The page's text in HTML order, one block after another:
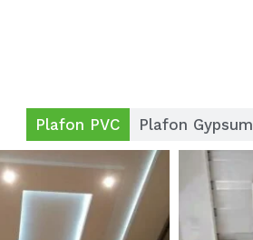
Plafon PVC
Plafon Gypsum